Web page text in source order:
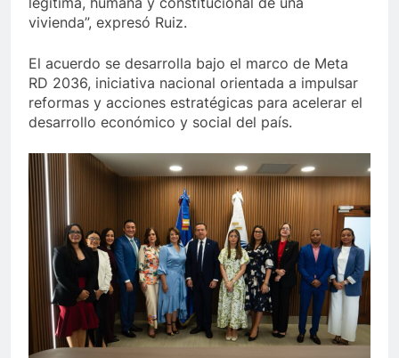
vivienda”, expresó Ruiz.
El acuerdo se desarrolla bajo el marco de Meta
RD 2036, iniciativa nacional orientada a impulsar
reformas y acciones estratégicas para acelerar el
desarrollo económico y social del país.